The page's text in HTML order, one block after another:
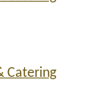
Catering